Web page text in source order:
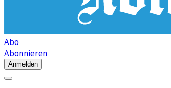
Abo
Abonnieren
Anmelden